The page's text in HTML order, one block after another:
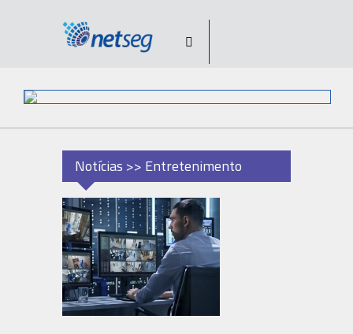
Notícias >> Entretenimento